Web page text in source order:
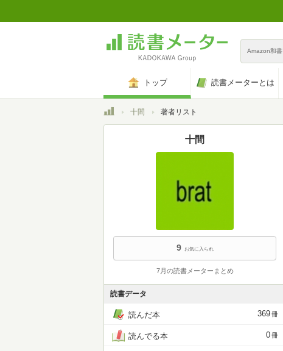
Amazon和書
トップ 読書メーターとは
トップ十間 著者リスト
十間
9 お気に入られ
7月の読書メーターまとめ
読書データ
読んだ本 369冊
読んでる本 0冊